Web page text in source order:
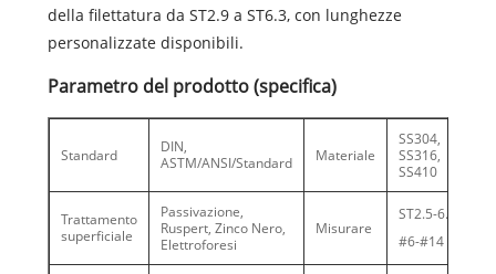
della filettatura da ST2.9 a ST6.3, con lunghezze
personalizzate disponibili.
Parametro del prodotto (specifica)
Standard
DIN,
ASTM/ANSI/Standard
Materiale
SS304,
SS316,
SS410
Trattamento
superficiale
Passivazione,
Ruspert, Zinco Nero,
Elettroforesi
Misurare
ST2.5-6.3
#6-#14